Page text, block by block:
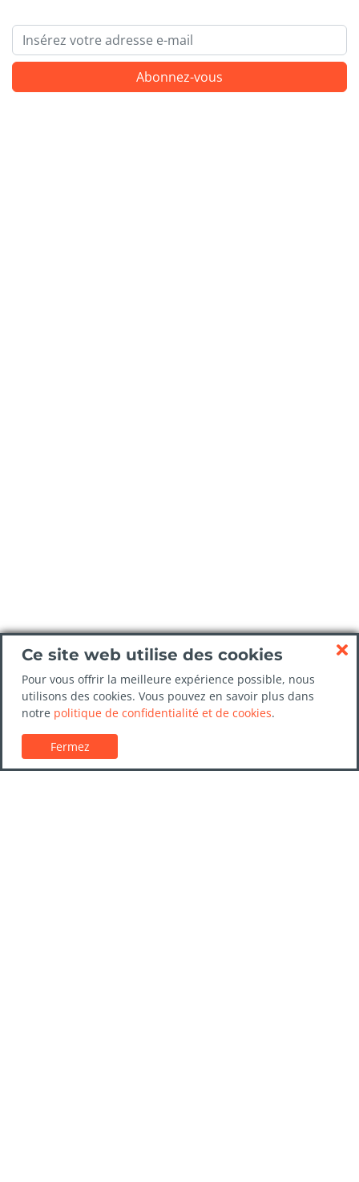
Email
Abonnez-vous
Ce site web utilise des cookies
Pour vous offrir la meilleure expérience possible, nous
utilisons des cookies. Vous pouvez en savoir plus dans
notre politique de confidentialité et de cookies.
Fermez